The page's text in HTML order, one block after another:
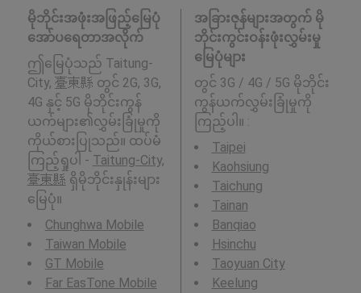
မိုဘိုင်းအဖုံးအဖြည့်မြေပုံ
အော်ပရေတာအလိုက်
ဤမြေပုံသည် Taitung-
City, 臺東縣 တွင် 2G, 3G,
4G နှင့် 5G မိုဘိုင်းကွန်
ယက်များ၏လွှမ်းခြုံမှုကို
ကိုယ်စားပြုသည်။ ထပ်မံ
ကြည့်ရှုပါ - Taitung-City,
臺東縣 ရှိမိုဘိုင်းနှုန်းများ
မြေပုံ။
Chunghwa Mobile
Taiwan Mobile
GT Mobile
Far EasTone Mobile
အခြားဇုန်များအတွက် မို
ဘိုင်းကွင်းဝန်းဖုံးလွှမ်းမှု
မြေပုံများ
တွင် 3G / 4G / 5G မိုဘိုင်း
ကွန်ယက်လွှမ်းခြုံမှုကို
ကြည့်ပါ။ :
Taipei
Kaohsiung
Taichung
Tainan
Banqiao
Hsinchu
Taoyuan City
Keelung